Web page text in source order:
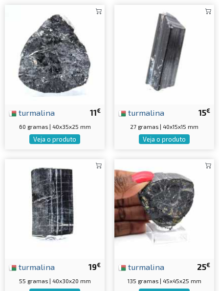
11€
turmalina
60 gramas | 40x35x25 mm
Veja o produto
15€
turmalina
27 gramas | 40x15x15 mm
Veja o produto
19€
turmalina
55 gramas | 40x30x20 mm
25€
turmalina
135 gramas | 45x45x25 mm